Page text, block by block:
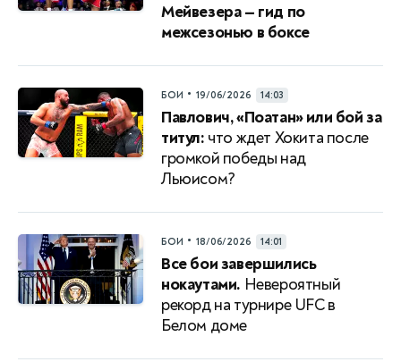
Мейвезера — гид по
межсезонью в боксе
БОИ • 19/06/2026 14:03
Павлович, «Поатан» или бой за
титул: что ждет Хокита после
громкой победы над
Льюисом?
БОИ • 18/06/2026 14:01
Все бои завершились
нокаутами. Невероятный
рекорд на турнире UFC в
Белом доме